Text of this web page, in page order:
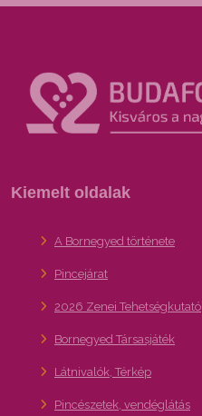
Kiemelt oldalak
A Bornegyed története
Pincejárat
2026 Zenei Tehetségkutató
Bornegyed Társasjáték
Látnivalók, Térkép
Pincészetek, vendéglátás